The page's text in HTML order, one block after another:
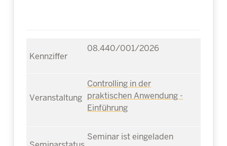
08.440/001/2026
Controlling in der
praktischen Anwendung -
Einführung
Seminar ist eingeladen